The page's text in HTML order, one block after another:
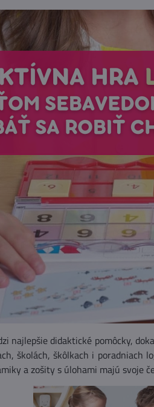
najlepšie didaktické pomôcky,
školách, škôlkach i poradniach
a zošity s úlohami majú svoje